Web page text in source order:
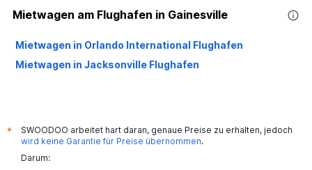
Mietwagen am Flughafen in Gainesville
Mietwagen in Orlando International Flughafen
Mietwagen in Jacksonville Flughafen
*
SWOODOO arbeitet hart daran, genaue Preise zu erhalten, jedoch
wird keine Garantie für Preise übernommen.
Darum: